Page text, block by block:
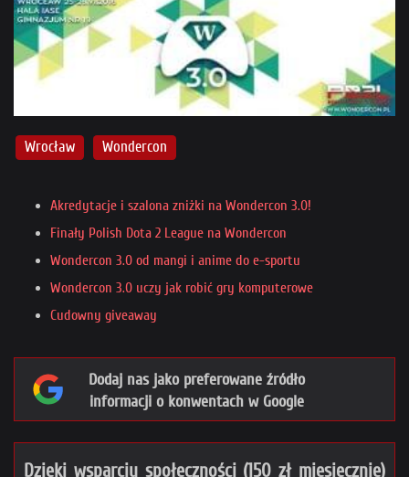
Wrocław Wondercon
Akredytacje i szalona zniżki na Wondercon 3.0!
Finały Polish Dota 2 League na Wondercon
Wondercon 3.0 od mangi i anime do e-sportu
Wondercon 3.0 uczy jak robić gry komputerowe
Cudowny giveaway
Dodaj nas jako preferowane źródło
informacji o konwentach w Google
Dzięki wsparciu społeczności (150 zł miesięcznie)